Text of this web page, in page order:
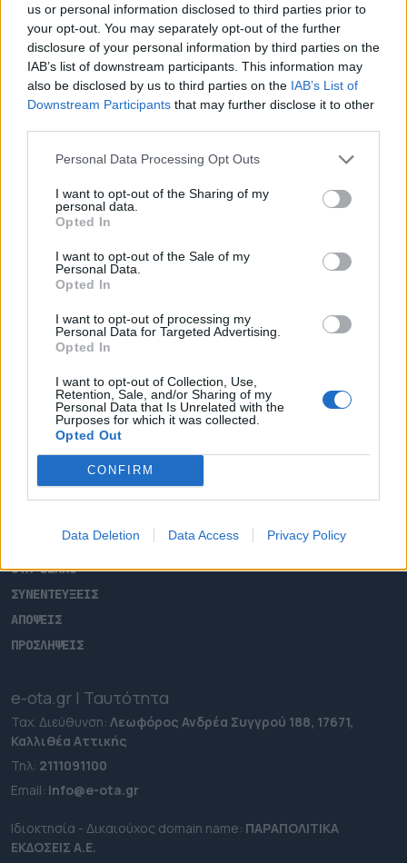
us or personal information disclosed to third parties prior to
your opt-out. You may separately opt-out of the further
disclosure of your personal information by third parties on the
IAB’s list of downstream participants. This information may
also be disclosed by us to third parties on the IAB’s List of
Downstream Participants that may further disclose it to other
Personal Data Processing Opt Outs
I want to opt-out of the Sharing of my
personal data.
Opted In
I want to opt-out of the Sale of my
Personal Data.
Opted In
I want to opt-out of processing my
Personal Data for Targeted Advertising.
Opted In
I want to opt-out of Collection, Use,
Retention, Sale, and/or Sharing of my
Personal Data that Is Unrelated with the
Purposes for which it was collected.
Opted Out
CONFIRM
Data Deletion Data Access Privacy Policy
Ο Ηλίας Σταμέλος ξανά υποψήφιος
στην Δόμο Καισαριανής
εκδήλωση των Κομματικών Οργανώσεων Καισαριανής
Δήμαρχος Καισαριανής Ηλίας Σταμέλος, θα είναι ξανά
επικεφαλής της «Λαϊκής Συσπείρωσης» στις
ερχόμενες εκλογές.
08.11.2018 - 13.30
ΡΟΗ ΕΙΔΗΣΕΩΝ
ΕΠΙΚΑΙΡΟΤΗΤΑ
ΠΕΡΙΦΕΡΕΙΕΣ
OTA LEAKS
ΣΥΝΕΝΤΕΥΞΕΙΣ
ΑΠΟΨΕΙΣ
ΠΡΟΣΛΗΨΕΙΣ
e-ota.gr | Ταυτότητα
Ταχ. Διεύθυνση: Λεωφόρος Ανδρέα Συγγρού 188, 17671,
Καλλιθέα Αττικής
Τηλ: 2111091100
Εmail: info@e-ota.gr
Ιδιοκτησία - Δικαιούχος domain name: ΠΑΡΑΠΟΛΙΤΙΚΑ
ΕΚΔΟΣΕΙΣ A.E.